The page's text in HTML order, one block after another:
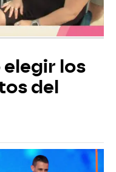
los
del